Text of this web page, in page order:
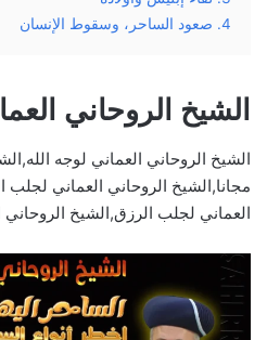
4. صعود الساحر، وسقوط الإنسان
الشيخ الروحاني
الشيخ الروحاني العماني لوجه
مجانا,الشيخ الروحاني العماني لجلب
العماني لجلب الرزق,الشيخ الروحاني